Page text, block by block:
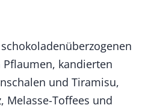
kandierten
und Tiramisu,
Melasse-Toffees und